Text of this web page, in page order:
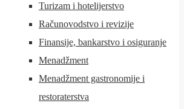
Turizam i hotelijerstvo
Računovodstvo i revizije
Finansije, bankarstvo i osiguranje
Menadžment
Menadžment gastronomije i
restoraterstva